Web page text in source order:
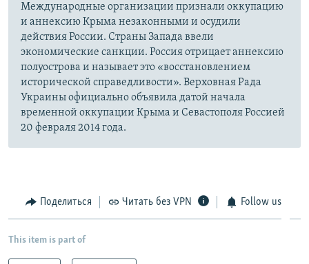
Международные организации признали оккупацию
и аннексию Крыма незаконными и осудили
действия России. Страны Запада ввели
экономические санкции. Россия отрицает аннексию
полуострова и называет это «восстановлением
исторической справедливости». Верховная Рада
Украины официально объявила датой начала
временной оккупации Крыма и Севастополя Россией
20 февраля 2014 года.
Поделиться Читать без VPN Follow us
This item is part of